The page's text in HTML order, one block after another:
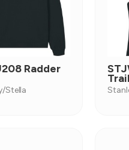
Radder
Stella